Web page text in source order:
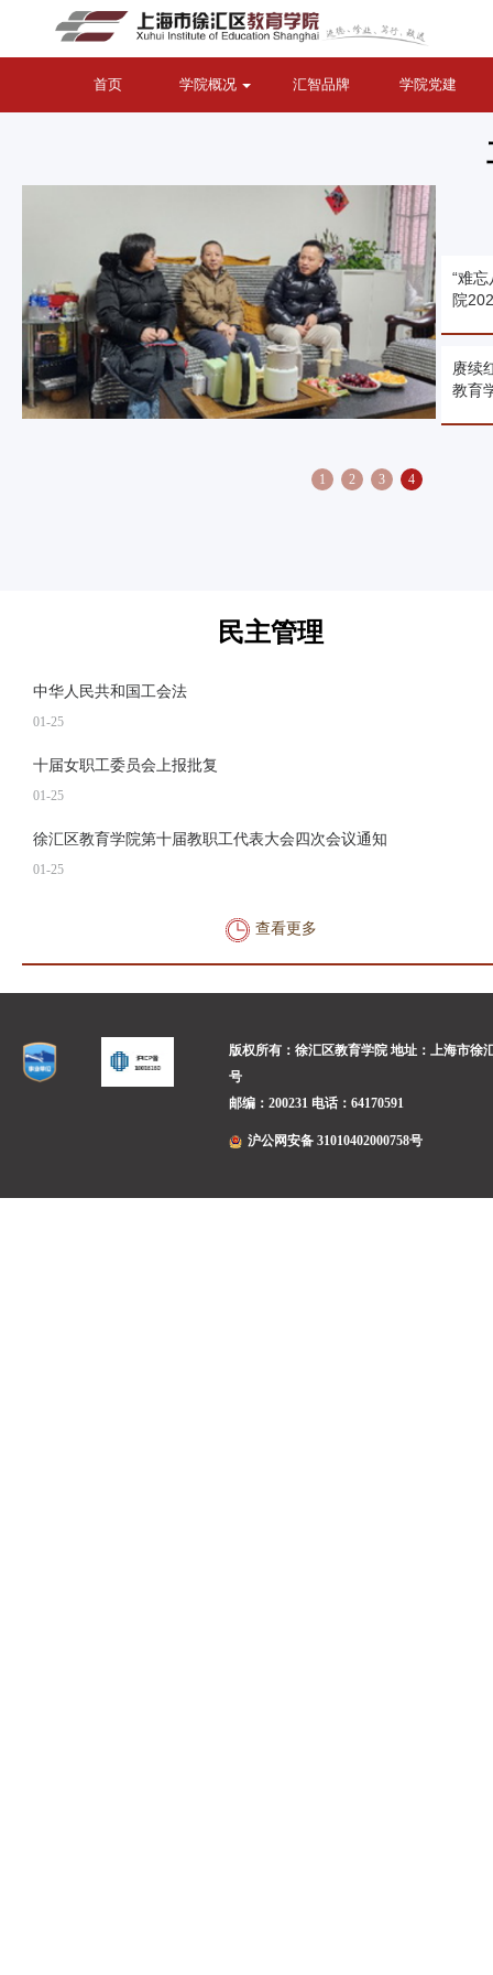
首页 学院概况 汇智品牌 学院党建
1 2 3 4
“难
院
赓续
教育
民主管理
中华人民共和国工会法
01-25
十届女职工委员会上报批复
01-25
徐汇区教育学院第十届教职工代表大会四次会议通知
01-25
查看更多
版权所有：徐汇区教育学院 地址：上海市徐
号
邮编：200231 电话：64170591
沪公网安备 31010402000758号